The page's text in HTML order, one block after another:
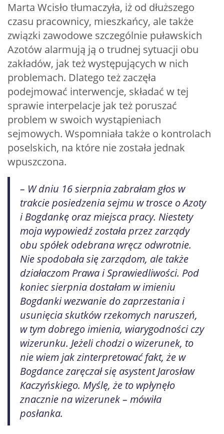
Marta Wcisło tłumaczyła, iż od dłuższego
czasu pracownicy, mieszkańcy, ale także
związki zawodowe szczególnie puławskich
Azotów alarmują ją o trudnej sytuacji obu
zakładów, jak też występujących w nich
problemach. Dlatego też zaczęła
podejmować interwencje, składać w tej
sprawie interpelacje jak też poruszać
problem w swoich wystąpieniach
sejmowych. Wspomniała także o kontrolach
poselskich, na które nie została jednak
wpuszczona.
– W dniu 16 sierpnia zabrałam głos w
trakcie posiedzenia sejmu w trosce o Azoty
i Bogdankę oraz miejsca pracy. Niestety
moja wypowiedź została przez zarządy
obu spółek odebrana wręcz odwrotnie.
Nie spodobała się zarządom, ale także
działaczom Prawa i Sprawiedliwości. Pod
koniec sierpnia dostałam w imieniu
Bogdanki wezwanie do zaprzestania i
usunięcia skutków rzekomych naruszeń,
w tym dobrego imienia, wiarygodności czy
wizerunku. Jeżeli chodzi o wizerunek, to
nie wiem jak zinterpretować fakt, że w
Bogdance zaręczał się asystent Jarosław
Kaczyńskiego. Myślę, że to wpłynęło
znacznie na wizerunek – mówiła
posłanka.